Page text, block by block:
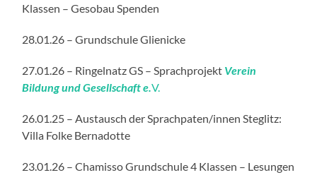
Klassen – Gesobau Spenden
28.01.26 – Grundschule Glienicke
27.01.26 – Ringelnatz GS – Sprachprojekt Verein
Bildung und Gesellschaft e.V.
26.01.25 – Austausch der Sprachpaten/innen Steglitz:
Villa Folke Bernadotte
23.01.26 – Chamisso Grundschule 4 Klassen – Lesungen